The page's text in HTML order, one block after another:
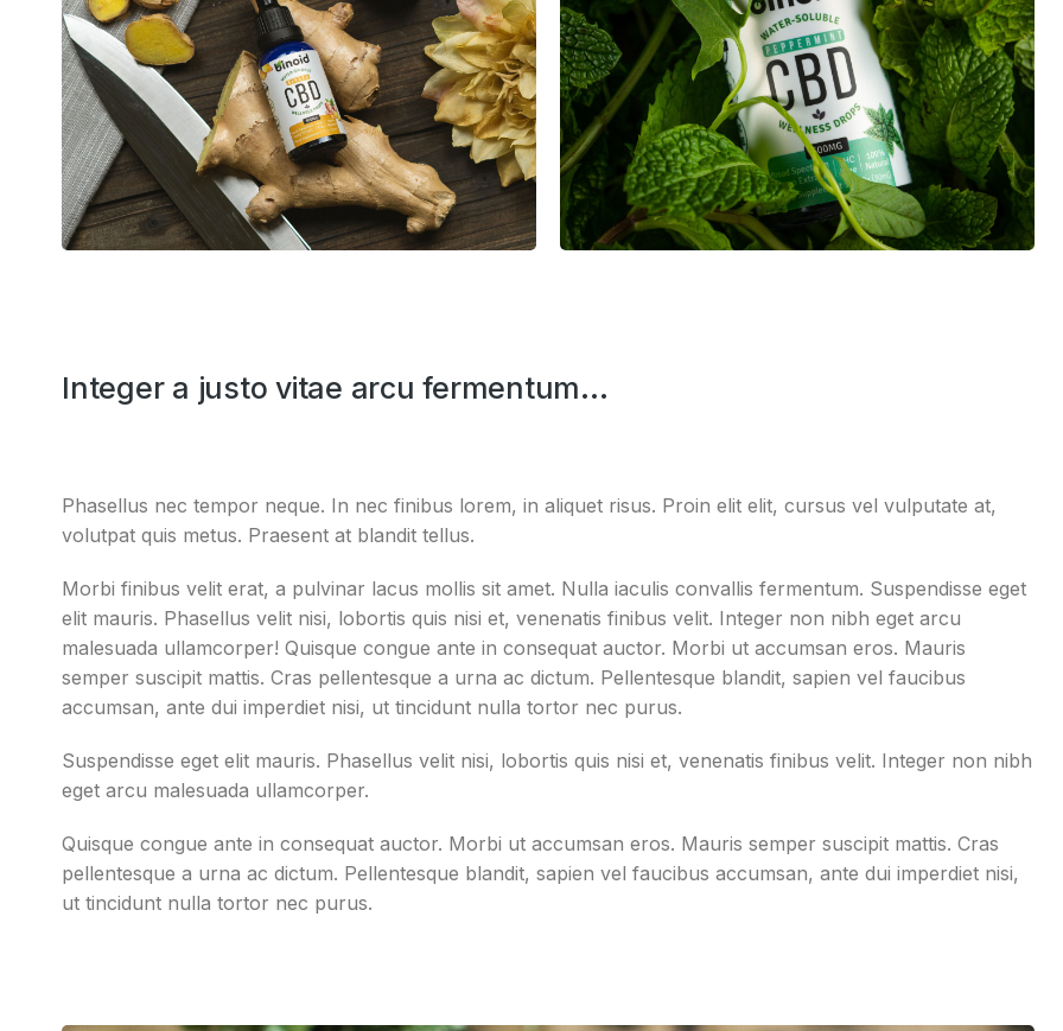
Integer a justo vitae arcu fermentum...
Phasellus nec tempor neque. In nec finibus lorem, in aliquet risus. Proin elit elit, cursus vel vulputate at,
volutpat quis metus. Praesent at blandit tellus.
Morbi finibus velit erat, a pulvinar lacus mollis sit amet. Nulla iaculis convallis fermentum. Suspendisse eget
elit mauris. Phasellus velit nisi, lobortis quis nisi et, venenatis finibus velit. Integer non nibh eget arcu
malesuada ullamcorper! Quisque congue ante in consequat auctor. Morbi ut accumsan eros. Mauris
semper suscipit mattis. Cras pellentesque a urna ac dictum. Pellentesque blandit, sapien vel faucibus
accumsan, ante dui imperdiet nisi, ut tincidunt nulla tortor nec purus.
Suspendisse eget elit mauris. Phasellus velit nisi, lobortis quis nisi et, venenatis finibus velit. Integer non nibh
eget arcu malesuada ullamcorper.
Quisque congue ante in consequat auctor. Morbi ut accumsan eros. Mauris semper suscipit mattis. Cras
pellentesque a urna ac dictum. Pellentesque blandit, sapien vel faucibus accumsan, ante dui imperdiet nisi,
ut tincidunt nulla tortor nec purus.